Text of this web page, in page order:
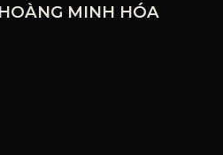
MINH HÓA